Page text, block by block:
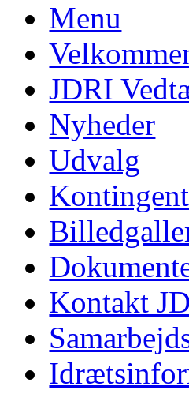
Menu
JDRI
Nyheder
Udvalg
Kontakt